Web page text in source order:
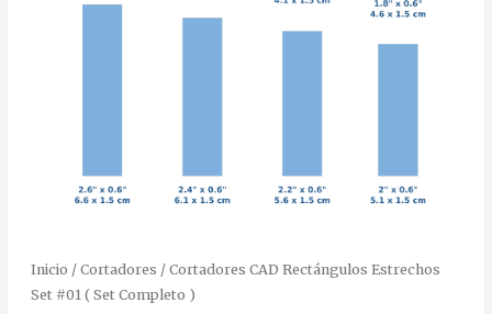
Inicio / Cortadores / Cortadores CAD Rectángulos Estrechos
Set #01 ( Set Completo )